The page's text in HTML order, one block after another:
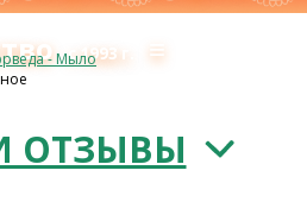
с 1993 г. ≡
- Мыло
ОТЗЫВЫ